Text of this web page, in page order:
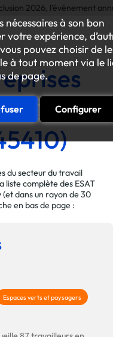
nécessaires à son bon
expérience,
pouvez choisir de
à tout moment via le
de page.
Configurer
l'événement annuel
ville de
du secteur du travail
liste complète des ESAT
dans un rayon de 30
en bas de page :
Espaces verts et paysagers